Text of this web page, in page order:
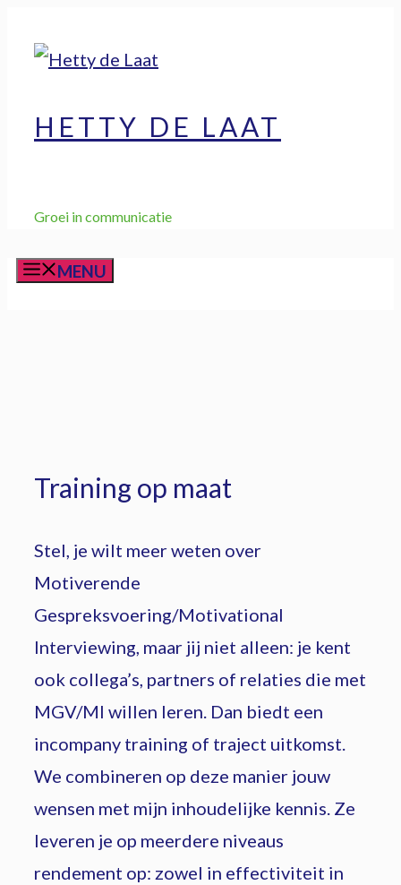
naar
inhoud
HETTY DE LAAT
Groei in communicatie
MENU
Training op maat
Stel, je wilt meer weten over
Motiverende
Gespreksvoering/Motivational
Interviewing, maar jij niet alleen: je kent
ook collega’s, partners of relaties die met
MGV/MI willen leren. Dan biedt een
incompany training of traject uitkomst.
We combineren op deze manier jouw
wensen met mijn inhoudelijke kennis. Ze
leveren je op meerdere niveaus
rendement op: zowel in effectiviteit in